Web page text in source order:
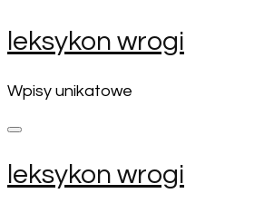
Skip
to
(Press
Enter)
leksykon wrogi
Wpisy unikatowe
leksykon wrogi